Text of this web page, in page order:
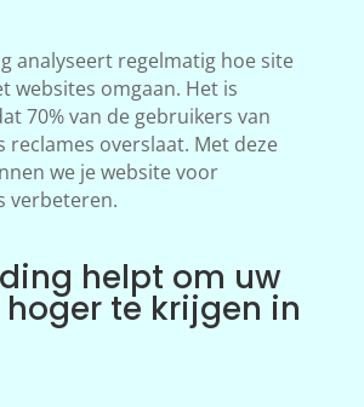
analyseert regelmatig hoe site
websites omgaan. Het is
70% van de gebruikers van
reclames overslaat. Met deze
we je website voor
verbeteren.
helpt om uw
te krijgen in